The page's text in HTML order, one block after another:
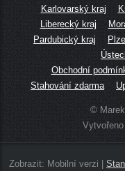
Karlovarský kraj
Liberecký kraj
Pardubický kraj
Obchodní
Stahování zdarma
©
Zobrazit: Mobilní verzi